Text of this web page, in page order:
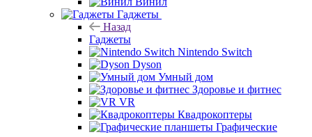
Гаджеты
Назад
Гаджеты
Nintendo Switch
Dyson
Умный дом
Здоровье и фитнес
VR
Квадрокоптеры
Графические